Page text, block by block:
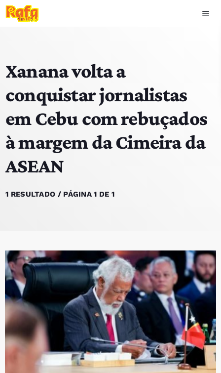
menu
play_arrow
HOME
NOTÍCIAS
EQUIPA
TOP 15
VIDEOS
EVENTOS
CONTACTOS
PORTUGUÊS keyboard_arrow_down
TÉTUM
Xanana volta a
conquistar jornalistas
em Cebu com rebuçados
à margem da Cimeira da
ASEAN
1 RESULTADO / PÁGINA 1 DE 1